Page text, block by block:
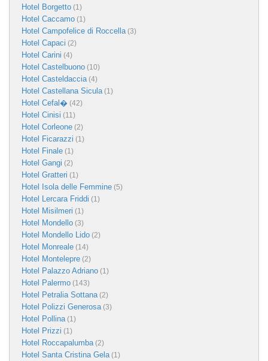
Hotel Borgetto (1)
Hotel Caccamo (1)
Hotel Campofelice di Roccella(3)
Hotel Capaci (2)
Hotel Carini (4)
Hotel Castelbuono (10)
Hotel Casteldaccia(4)
Hotel Castellana Sicula(1)
Hotel Cefal� (42)
Hotel Cinisi (11)
Hotel Corleone (2)
Hotel Ficarazzi (1)
Hotel Finale (1)
Hotel Gangi (2)
Hotel Gratteri (1)
Hotel Isola delle Femmine (5)
Hotel Lercara Friddi (1)
Hotel Misilmeri (1)
Hotel Mondello (3)
Hotel Mondello Lido (2)
Hotel Monreale (14)
Hotel Montelepre (2)
Hotel Palazzo Adriano (1)
Hotel Palermo (143)
Hotel Petralia Sottana(2)
Hotel Polizzi Generosa(3)
Hotel Pollina(1)
Hotel Prizzi (1)
Hotel Roccapalumba(2)
Hotel Santa Cristina Gela(1)